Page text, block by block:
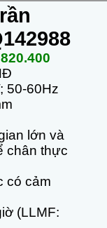
820.400
50-60Hz
lớn và
chân thực
có cảm
(LLMF: